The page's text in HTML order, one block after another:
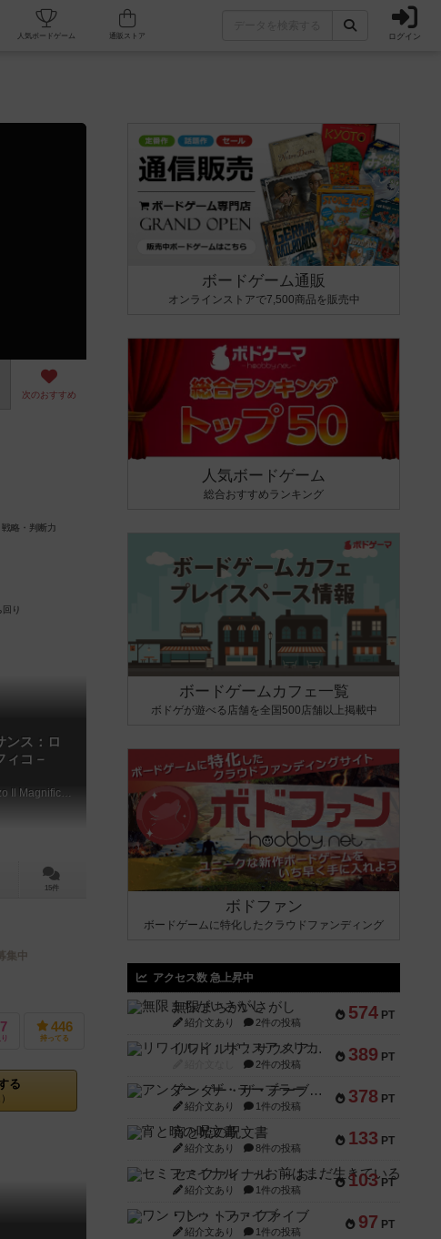
カフェ/店舗 人気ボードゲーム ログイン
次のおすすめ
ンス：ロ
ィコ－
Masters of Renaissance: Lorenzo Il Magnifico – The Card Game
15件
集中
446
持ってる
る
ボードゲーム通販
オンラインストアで7,500商品を販売中
人気ボードゲーム
総合おすすめランキング
ボードゲームカフェ一覧
ボドゲが遊べる店舗を全国500店舗以上掲載中
ボドファン
ボードゲームに特化したクラウドファンディング
アクセス数 急上昇中
574 PT
無限まちがいさがし
紹介文あり 2件の投稿
389 PT
リワイルド：サウスアメリカ
2件の投稿
378 PT
アンダー・ザ・テーブラー
紹介文あり 1件の投稿
133 PT
宵と暁の呪文書
紹介文あり 8件の投稿
103 PT
セミファイナル ～お前はまだ生きている～
紹介文あり 1件の投稿
97 PT
ワン・トゥ・ファイブ
紹介文あり 1件の投稿